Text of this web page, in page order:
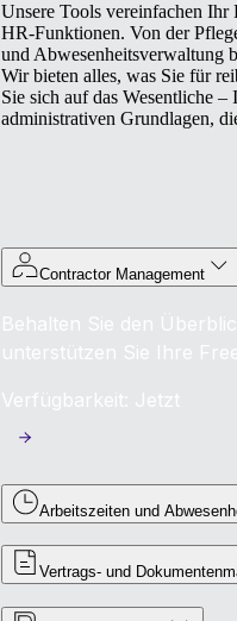
Unsere Tools vereinfachen Ihr
HR‑Funktionen. Von der
und Abwesenheitsverwaltung
Wir bieten alles, was Sie für
Sie sich auf das Wesentliche
administrativen Grundlagen,
Contractor Management
Behalten Sie den
unterstützen Sie Ihre
Verfügbarkeit: Jetzt
Arbeitszeiten und
Vertrags‑ und